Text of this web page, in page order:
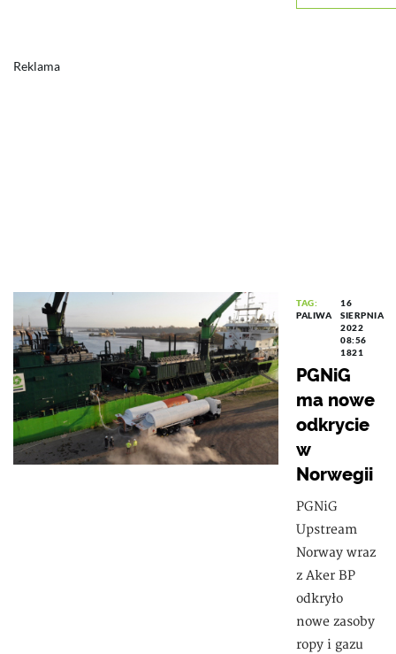
Reklama
TAG:
PALIWA
16
SIERPNIA
2022
08:56
1821
PGNiG
ma nowe
odkrycie
w
Norwegii
PGNiG
Upstream
Norway wraz
z Aker BP
odkryło
nowe zasoby
ropy i gazu